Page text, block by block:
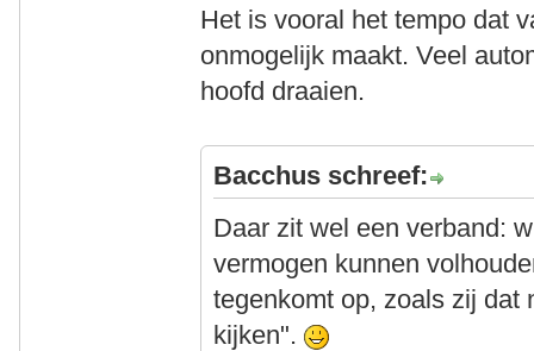
Het is vooral het tempo dat
onmogelijk maakt. Veel
hoofd draaien.
Bacchus schreef:
Daar zit wel een verband:
vermogen kunnen
tegenkomt op, zoals zij dat
kijken".